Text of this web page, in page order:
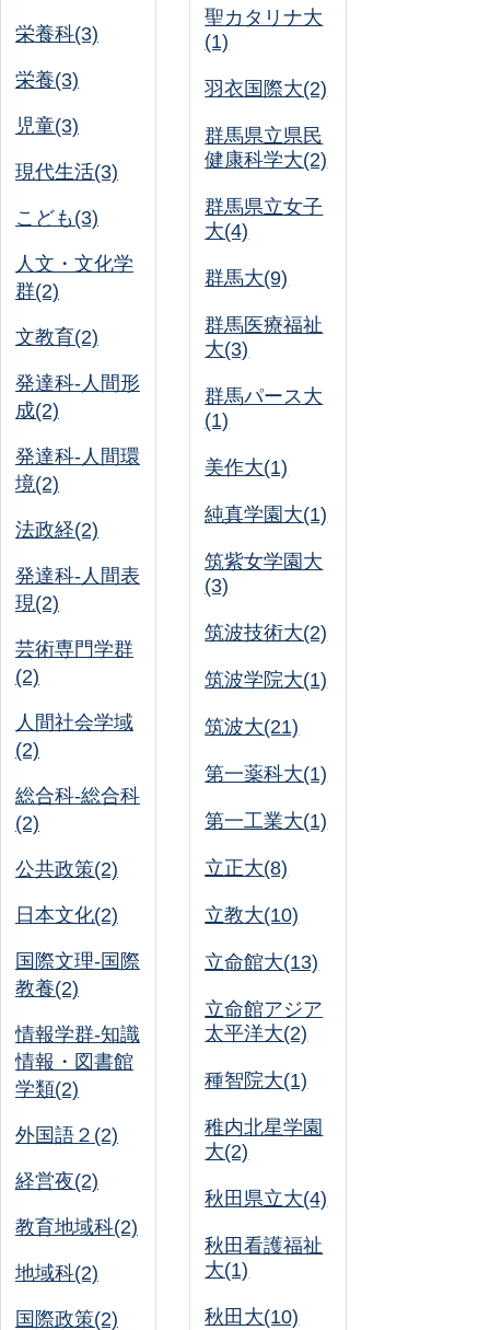
栄養科(3)
栄養(3)
児童(3)
現代生活(3)
こども(3)
人文・文化学
群(2)
文教育(2)
発達科-人間形
成(2)
発達科-人間環
境(2)
法政経(2)
発達科-人間表
現(2)
芸術専門学群
(2)
人間社会学域
(2)
総合科-総合科
(2)
公共政策(2)
日本文化(2)
国際文理-国際
教養(2)
情報学群-知識
情報・図書館
学類(2)
外国語２(2)
経営夜(2)
教育地域科(2)
地域科(2)
国際政策(2)
聖カタリナ大
(1)
羽衣国際大(2)
群馬県立県民
健康科学大(2)
群馬県立女子
大(4)
群馬大(9)
群馬医療福祉
大(3)
群馬パース大
(1)
美作大(1)
純真学園大(1)
筑紫女学園大
(3)
筑波技術大(2)
筑波学院大(1)
筑波大(21)
第一薬科大(1)
第一工業大(1)
立正大(8)
立教大(10)
立命館大(13)
立命館アジア
太平洋大(2)
種智院大(1)
稚内北星学園
大(2)
秋田県立大(4)
秋田看護福祉
大(1)
秋田大(10)